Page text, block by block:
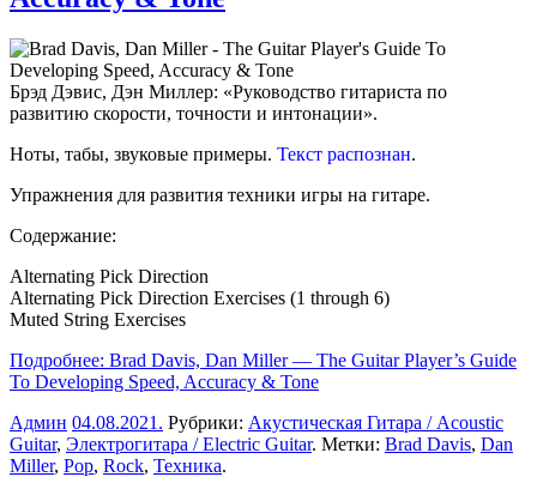
Брэд Дэвис, Дэн Миллер: «Руководство гитариста по
развитию скорости, точности и интонации».
Ноты, табы, звуковые примеры. Текст распознан.
Упражнения для развития техники игры на гитаре.
Содержание:
Alternating Pick Direction
Alternating Pick Direction Exercises (1 through 6)
Muted String Exercises
Подробнее: Brad Davis, Dan Miller — The Guitar Player’s Guide
To Developing Speed, Accuracy & Tone
Админ 04.08.2021 . Рубрики: Акустическая Гитара / Acoustic
Guitar, Электрогитара / Electric Guitar. Метки: Brad Davis, Dan
Miller, Pop, Rock, Техника.